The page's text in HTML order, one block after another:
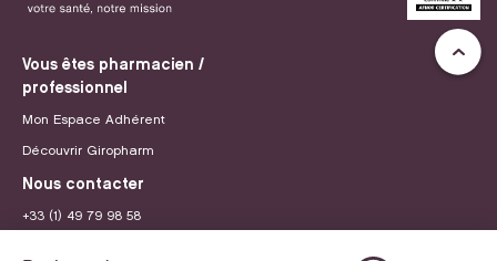
Vous êtes pharmacien /
professionnel
Mon Espace Adhérent
Découvrir Giropharm
Nous contacter
+33 (1) 49 79 98 58